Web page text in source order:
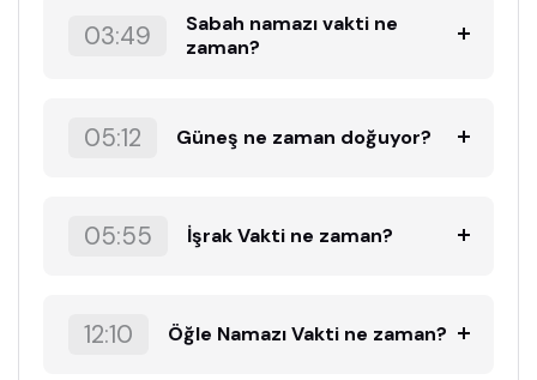
03:49
Sabah namazı vakti ne
zaman?
05:12 Güneş ne zaman doğuyor?
05:55 İşrak Vakti ne zaman?
12:10 Öğle Namazı Vakti ne zaman?